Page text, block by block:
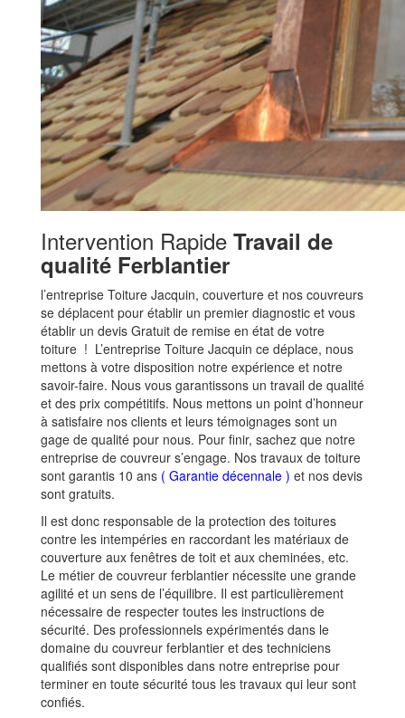
Intervention Rapide Travail de
qualité Ferblantier
l’entreprise Toiture Jacquin, couverture et nos couvreurs
se déplacent pour établir un premier diagnostic et vous
établir un devis Gratuit de remise en état de votre
toiture ! ​ L’entreprise Toiture Jacquin ce déplace, nous
mettons à votre disposition notre expérience et notre
savoir-faire. Nous vous garantissons un travail de qualité
et des prix compétitifs. Nous mettons un point d’honneur
à satisfaire nos clients et leurs témoignages sont un
gage de qualité pour nous. Pour finir, sachez que notre
entreprise de couvreur s’engage. Nos travaux de toiture
sont garantis 10 ans ( Garantie décennale ) et nos devis
sont gratuits.
Il est donc responsable de la protection des toitures
contre les intempéries en raccordant les matériaux de
couverture aux fenêtres de toit et aux cheminées, etc.
Le métier de couvreur ferblantier nécessite une grande
agilité et un sens de l’équilibre. Il est particulièrement
nécessaire de respecter toutes les instructions de
sécurité. Des professionnels expérimentés dans le
domaine du couvreur ferblantier et des techniciens
qualifiés sont disponibles dans notre entreprise pour
terminer en toute sécurité tous les travaux qui leur sont
confiés.